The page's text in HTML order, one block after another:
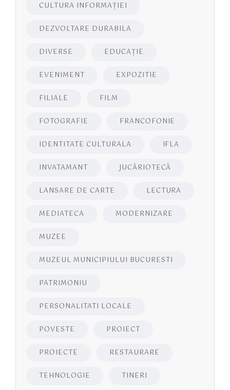
CULTURA INFORMAŢIEI
DEZVOLTARE DURABILA
DIVERSE EDUCAŢIE
EVENIMENT EXPOZITIE
FILIALE FILM
FOTOGRAFIE FRANCOFONIE
IDENTITATE CULTURALA IFLA
INVATAMANT JUCĂRIOTECĂ
LANSARE DE CARTE LECTURA
MEDIATECA MODERNIZARE
MUZEE
MUZEUL MUNICIPIULUI BUCURESTI
PATRIMONIU
PERSONALITATI LOCALE
POVESTE PROIECT
PROIECTE RESTAURARE
TEHNOLOGIE TINERI